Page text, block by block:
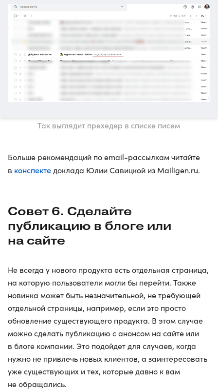
Так выглядит прехедер в списке писем
Больше рекомендаций по email-рассылкам читайте
в конспекте доклада Юлии Савицкой из Mailigen.ru.
Совет 6. Сделайте
публикацию в блоге или
на сайте
Не всегда у нового продукта есть отдельная страница,
на которую пользователи могли бы перейти. Также
новинка может быть незначительной, не требующей
отдельной страницы, например, если это просто
обновление существующего продукта. В этом случае
можно сделать публикацию с анонсом на сайте или
в блоге компании. Это подойдет для случаев, когда
нужно не привлечь новых клиентов, а заинтересовать
уже существующих и тех, которые давно к вам
не обращались.